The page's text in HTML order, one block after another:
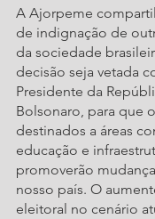
A Ajorpeme
de indignação de
da sociedade
decisão seja vetada
Presidente da
Bolsonaro, para que
destinados a áreas
educação e
promoverão
nosso país. O
eleitoral no cenário